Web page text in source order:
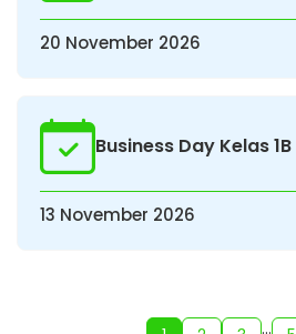
20 November 2026
Business Day Kelas 1B
13 November 2026
…